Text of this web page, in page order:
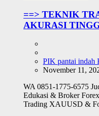
==> TEKNIK
AKURASI
PIK pantai indah
November 11,
WA 0851-1775-6575
Edukasi & Broker
Trading XAUUSD &